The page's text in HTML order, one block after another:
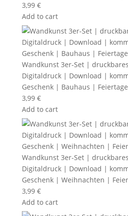
3,99 €
Add to cart
Wandkunst 3er-Set |
Digitaldruck | Download |
Geschenk | Bauhaus |
3,99 €
Add to cart
Wandkunst 3er-Set |
Digitaldruck | Download |
Geschenk | Weihnachten |
3,99 €
Add to cart